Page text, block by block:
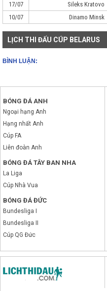
17/07
Sileks Kratovo
10/07
Dinamo Minsk
LỊCH THI ĐẤU CÚP BELARUS
BÌNH LUẬN:
BÓNG ĐÁ ANH
Ngoại hạng Anh
Hạng nhất Anh
Cúp FA
Liên đoàn Anh
BÓNG ĐÁ TÂY BAN NHA
La Liga
Cúp Nhà Vua
BÓNG ĐÁ ĐỨC
Bundesliga I
Bundesliga II
Cúp QG Đức